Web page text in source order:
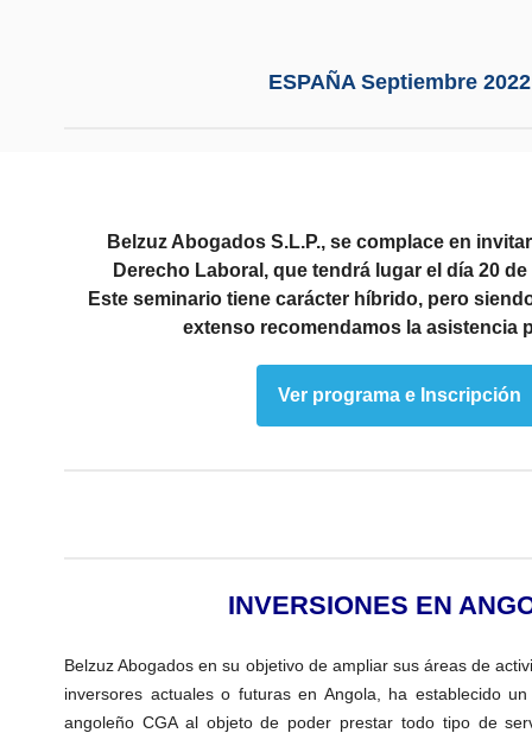
ESPAÑA Septiembre 2022
Belzuz Abogados S.L.P., se complace en
Derecho Laboral, que tendrá lugar el día 20
Este seminario tiene carácter híbrido, pero
extenso recomendamos la asistencia
Ver programa e Inscripción
INVERSIONES EN
Belzuz Abogados en su objetivo de ampliar sus áreas de
inversores actuales o futuras en Angola, ha establecido
angoleño CGA al objeto de poder prestar todo tipo de